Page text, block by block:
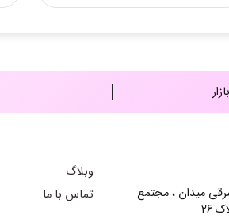
میدان ، مجتمع
26
وبلاگ
تماس با ما